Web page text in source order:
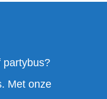
partybus?
Met onze